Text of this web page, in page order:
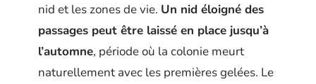
nid et les zones de vie. Un nid éloigné des
passages peut être laissé en place jusqu’à
l’automne, période où la colonie meurt
naturellement avec les premières gelées. Le